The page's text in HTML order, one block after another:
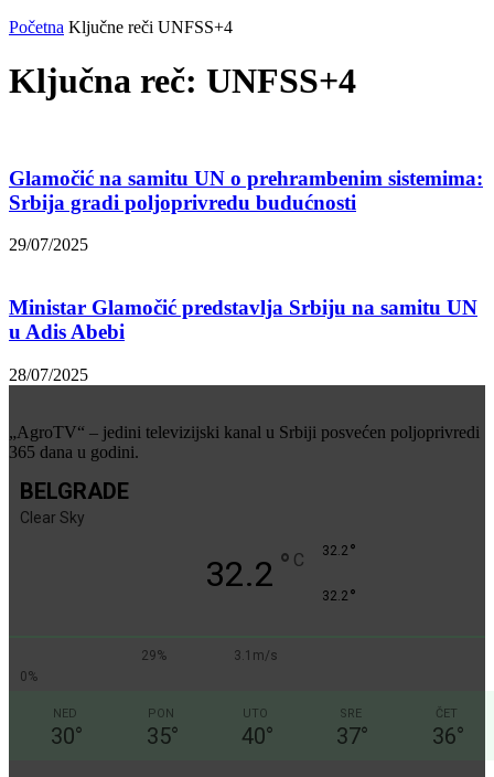
Početna Ključne reči UNFSS+4
Ključna reč: UNFSS+4
Glamočić na samitu UN o prehrambenim sistemima:
Srbija gradi poljoprivredu budućnosti
29/07/2025
Ministar Glamočić predstavlja Srbiju na samitu UN
u Adis Abebi
28/07/2025
„AgroTV“ – jedini televizijski kanal u Srbiji posvećen poljoprivredi
365 dana u godini.
BELGRADE
Clear Sky
32.2 ° C 32.2 °
32.2 °
29%
3.1m/s
0%
NED
30°
PON
35°
UTO
40°
SRE
37°
ČET
36°